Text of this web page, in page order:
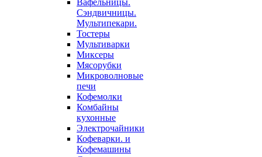
Вафельницы.
Сэндвичницы.
Мультипекари.
Тостеры
Мультиварки
Миксеры
Мясорубки
Микроволновые
печи
Кофемолки
Комбайны
кухонные
Электрочайники
Кофеварки. и
Кофемашины